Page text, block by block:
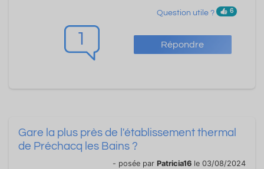
1 Répondre
Question utile ? 6
Gare la plus près de l'établissement thermal
de Préchacq les Bains ?
- posée par Patricia16 le 03/08/2024